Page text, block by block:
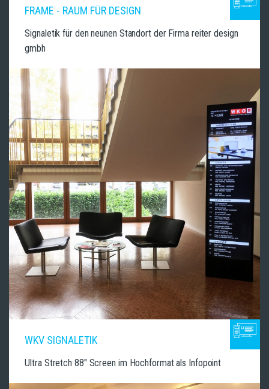
FRAME - RAUM FÜR DESIGN
Signaletik für den neunen Standort der Firma reiter design
gmbh
WKV SIGNALETIK
Ultra Stretch 88" Screen im Hochformat als Infopoint